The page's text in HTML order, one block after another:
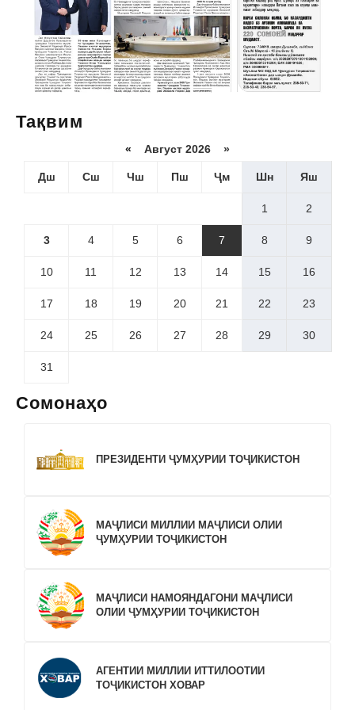
Тақвим
« Август 2026 »
Дш Сш Чш Пш Ҷм Шн Яш
1 2
3 4 5 6 7 8 9
10 11 12 13 14 15 16
17 18 19 20 21 22 23
24 25 26 27 28 29 30
31
Сомонаҳо
ПРЕЗИДЕНТИ ҶУМҲУРИИ ТОҶИКИСТОН
МАҶЛИСИ МИЛЛИИ МАҶЛИСИ ОЛИИ
ҶУМҲУРИИ ТОҶИКИСТОН
МАҶЛИСИ НАМОЯНДАГОНИ МАҶЛИСИ
ОЛИИ ҶУМҲУРИИ ТОҶИКИСТОН
АГЕНТИИ МИЛЛИИ ИТТИЛООТИИ
ТОҶИКИСТОН ХОВАР